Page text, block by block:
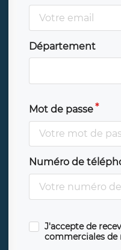
Département
Mot de passe
Numéro de
J'accepte de
commerciales de